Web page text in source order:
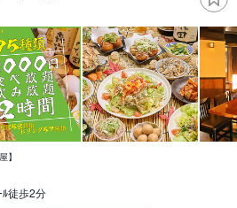
】
ﾙ徒歩2分